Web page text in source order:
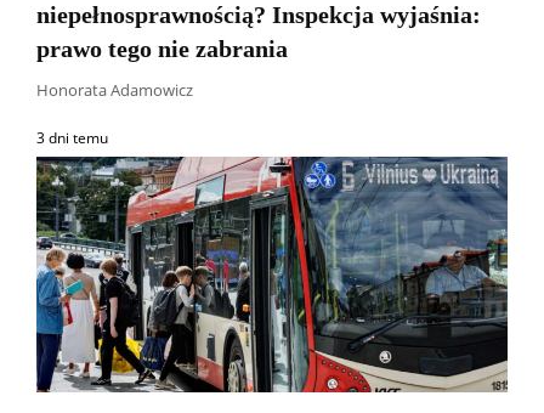
niepełnosprawnością? Inspekcja wyjaśnia:
prawo tego nie zabrania
Honorata Adamowicz
3 dni temu